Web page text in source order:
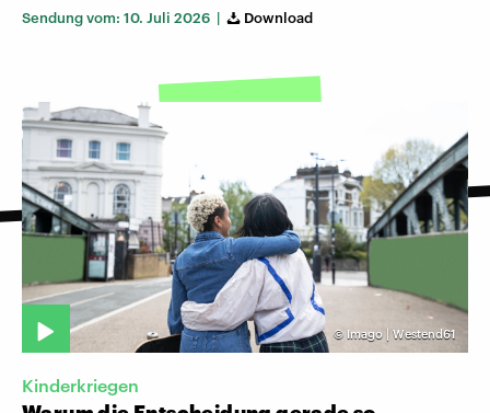
Sendung vom: 10. Juli 2026 | Download
© Imago | Westend61
Kinderkriegen